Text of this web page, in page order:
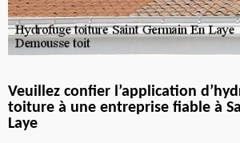
Veuillez confier l’application
toiture à une entreprise fiable à
Laye